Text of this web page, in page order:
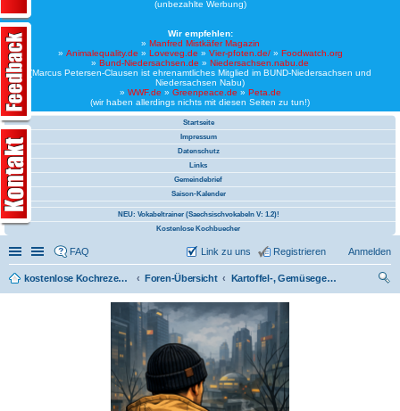
(unbezahlte Werbung)
Wir empfehlen:
» Manfred Mistkäfer Magazin
» Animalequality.de » Loveveg.de » Vier-pfoten.de/» Foodwatch.org
» Bund-Niedersachsen.de » Niedersachsen.nabu.de
(Marcus Petersen-Clausen ist ehrenamtliches Mitglied im BUND-Niedersachsen und
Niedersachsen Nabu)
» WWF.de » Greenpeace.de » Peta.de
(wir haben allerdings nichts mit diesen Seiten zu tun!)
Startseite
Impressum
Datenschutz
Links
Gemeindebrief
Saison-Kalender
NEU: Vokabeltrainer (Saechsischvokabeln V: 1.2)!
Kostenlose Kochbuecher
Schnellzugriff
Linkliste
FAQ Anmelden
Registrieren
Link zu uns
kostenlose Kochrezepte und kostenlose Kochbücher Foren-Übersicht
Kartoffel-, Gemüsegerichte